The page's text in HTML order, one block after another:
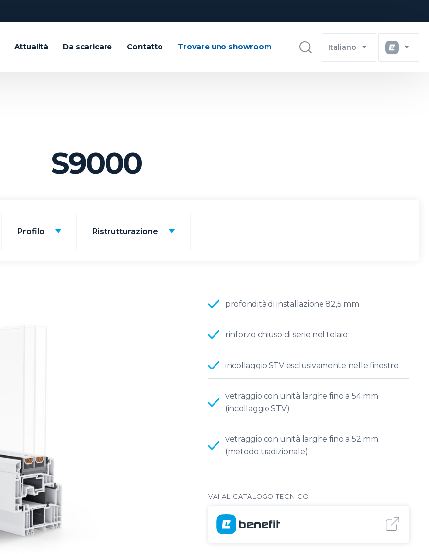
Attualità Da scaricare Contatto Trovare uno showroom Italiano
S9000
Profilo Ristrutturazione
profondità di installazione 82,5 mm
rinforzo chiuso di serie nel telaio
incollaggio STV esclusivamente nelle finestre
vetraggio con unità larghe fino a 54 mm
(incollaggio STV)
vetraggio con unità larghe fino a 52 mm
(metodo tradizionale)